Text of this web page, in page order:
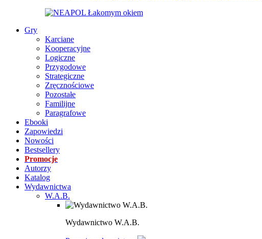
Gry
Karciane
Kooperacyjne
Logiczne
Przygodowe
Strategiczne
Zręcznościowe
Pozostałe
Familijne
Paragrafowe
Ebooki
Zapowiedzi
Nowości
Bestsellery
Promocje
Autorzy
Katalog
Wydawnictwa
W.A.B.
Wydawnictwo W.A.B.